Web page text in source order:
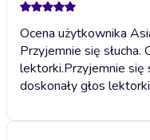
Ocena użytkownika
Przyjemnie się słucha.
lektorki.Przyjemnie się
doskonały głos